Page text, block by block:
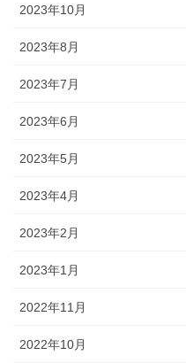
2023年10月
2023年8月
2023年7月
2023年6月
2023年5月
2023年4月
2023年2月
2023年1月
2022年11月
2022年10月